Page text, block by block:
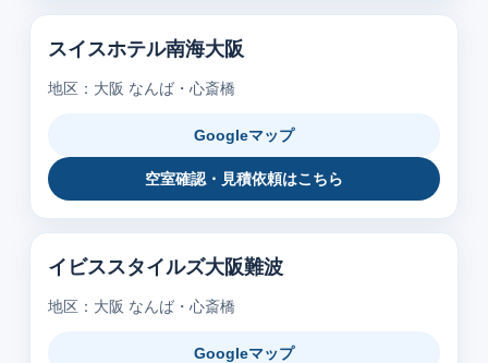
スイスホテル南海大阪
地区：大阪 なんば・心斎橋
Googleマップ
空室確認・見積依頼はこちら
イビススタイルズ大阪難波
地区：大阪 なんば・心斎橋
Googleマップ